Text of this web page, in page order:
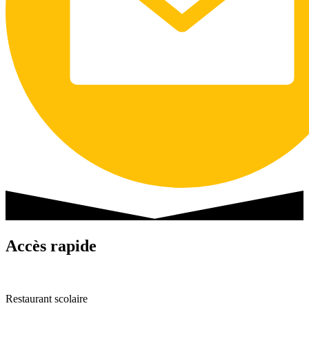
Accès rapide
Restaurant scolaire